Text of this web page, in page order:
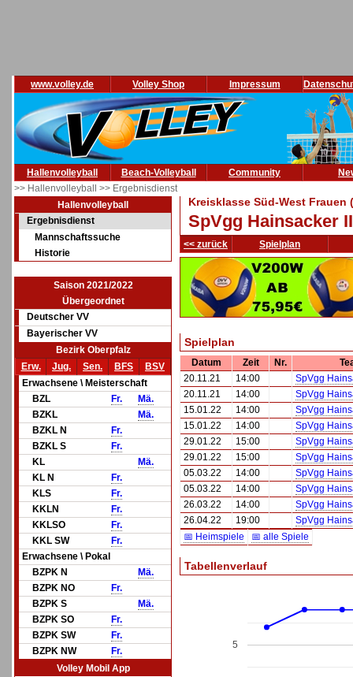
www.volley.de Volley Shop Impressum
Hallenvolleyball Beach-Volleyball Community
>> Hallenvolleyball >> Ergebnisdienst
Hallenvolleyball
Ergebnisdienst
Mannschaftssuche
Historie
Saison 2021/2022
Übergeordnet
Deutscher VV
Bayerischer VV
Bezirk Oberpfalz
Erw.
Jug. Sen. BFS
BSV
Erwachsene \ Meisterschaft
BZL
Fr.
Mä.
BZKL
Mä.
BZKL N
Fr.
BZKL S
Fr.
KL
Mä.
KL N
Fr.
KLS
Fr.
KKLN
Fr.
KKLSO
Fr.
KKL SW
Fr.
Erwachsene \ Pokal
BZPK N
Mä.
BZPK NO
Fr.
BZPK S
Mä.
BZPK SO
Fr.
BZPK SW
Fr.
BZPK NW
Fr.
Volley Mobil App
Kreisklasse Süd-West Frauen
SpVgg Hainsacker
<< zurück Spielplan
Spielplan
Datum Zeit Nr.
20.11.21
14:00
SpVgg
20.11.21
14:00
SpVgg
15.01.22
14:00
SpVgg
15.01.22
14:00
SpVgg
29.01.22
15:00
SpVgg
29.01.22
15:00
SpVgg
05.03.22
14:00
SpVgg
05.03.22
14:00
SpVgg
26.03.22
14:00
SpVgg
26.04.22
19:00
SpVgg
📅 Heimspiele
📅 alle Spiele
Tabellenverlauf
5